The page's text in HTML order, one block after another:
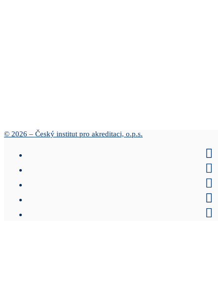
© 2026 – Český institut pro akreditaci, o.p.s.